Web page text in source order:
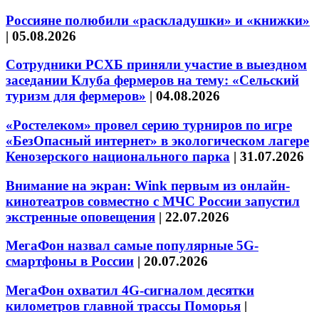
Россияне полюбили «раскладушки» и «книжки»
| 05.08.2026
Сотрудники РСХБ приняли участие в выездном
заседании Клуба фермеров на тему: «Сельский
туризм для фермеров» | 04.08.2026
«Ростелеком» провел серию турниров по игре
«БезОпасный интернет» в экологическом лагере
Кенозерского национального парка | 31.07.2026
Внимание на экран: Wink первым из онлайн-
кинотеатров совместно с МЧС России запустил
экстренные оповещения | 22.07.2026
МегаФон назвал самые популярные 5G-
смартфоны в России | 20.07.2026
МегаФон охватил 4G-сигналом десятки
километров главной трассы Поморья |